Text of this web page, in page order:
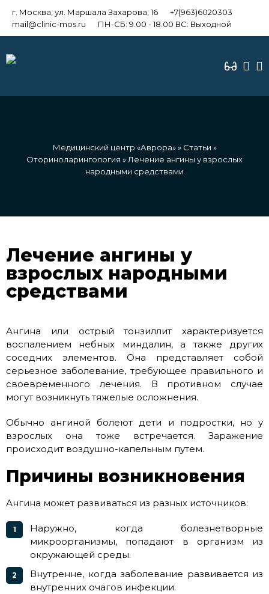
г. Москва, ул. Маршала Захарова, 16
+7(963)6020303
mail@clinic-mos.ru
ПН-СБ: 9.00 - 18.00 ВС: Выходной
Медицинский центр «Аврора»» Статьи »
Оториноларингология » Лечение ангины у взрослых
народными средствами
Лечение ангины у
взрослых народными
средствами
Ангина или острый тонзиллит характеризуется
воспалением небных миндалин, а также других
соседних элементов. Она представляет собой
серьезное заболевание, требующее правильного и
своевременного лечения. В противном случае
могут возникнуть тяжелые осложнения.
Обычно ангиной болеют дети и подростки, но у
взрослых она тоже встречается. Заражение
происходит воздушно-капельным путем.
Причины возникновения
Ангина может развиваться из разных источников:
Наружно, когда болезнетворные
микроорганизмы, попадают в организм из
окружающей среды.
Внутренне, когда заболевание развивается из
внутренних очагов инфекции.